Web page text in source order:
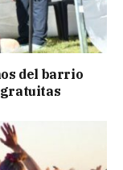
del barrio